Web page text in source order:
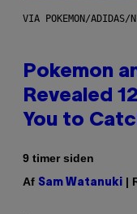
VIA POKEMON/ADIDAS/
Pokemon
Revealed
You to
9 timer siden
Af Sam Watanuki |